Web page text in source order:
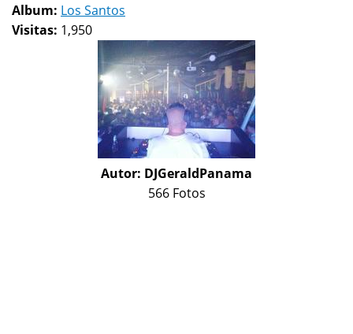
Album: Los Santos
Visitas: 1,950
Autor: DJGeraldPanama
566 Fotos